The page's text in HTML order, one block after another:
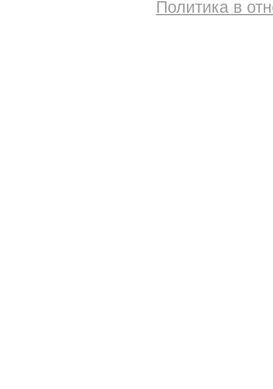
Политика в